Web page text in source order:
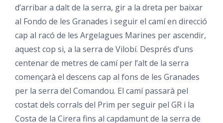
d’arribar a dalt de la serra, gir a la dreta per baixar
al Fondo de les Granades i seguir el camí en direcció
cap al racó de les Argelagues Marines per ascendir,
aquest cop si, a la serra de Vilobí. Després d’uns
centenar de metres de camí per l’alt de la serra
començarà el descens cap al fons de les Granades
per la serra del Comandou. El camí passarà pel
costat dels corrals del Prim per seguir pel GR i la
Costa de la Cirera fins al capdamunt de la serra de